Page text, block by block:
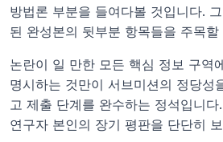
방법론 부분을 들여다볼 것입니다.
된 완성본의 뒷부분 항목들을 주목할
논란이 일 만한 모든 핵심 정보 구역
명시하는 것만이 서브미션의 정당성
고 제출 단계를 완수하는 정석입니
연구자 본인의 장기 평판을 단단히